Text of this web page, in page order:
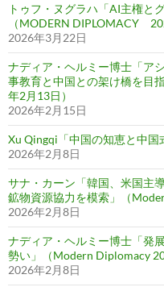
トゥフ・ヌグラハ「AI主権と
（MODERN DIPLOMACY
2026年3月22日
ナディア・ヘルミー博士「ア
事教育と中国との架け橋を目
年2月13日）
2026年2月15日
Xu Qingqi「中国の知恵と中国
2026年2月8日
サナ・カーン「韓国、米国主
鉱物資源協力を模索」（
2026年2月8日
ナディア・ヘルミー博士「発
勢い」（Modern Diplomacy
2026年2月8日